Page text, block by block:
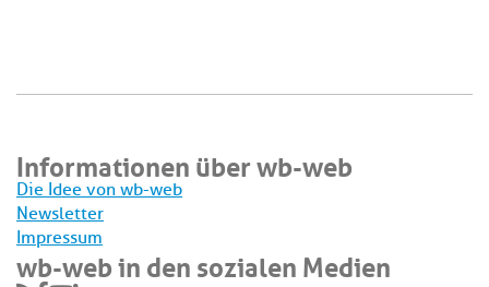
Informationen über wb-web
Die Idee von wb-web
Newsletter
Impressum
wb-web in den sozialen Medien